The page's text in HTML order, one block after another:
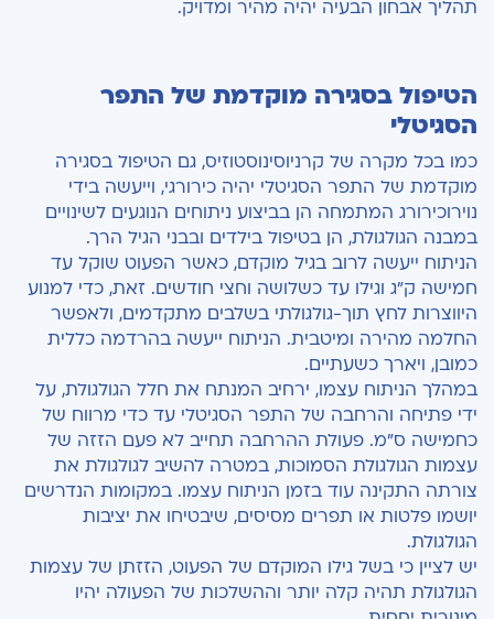
תהליך אבחון הבעיה יהיה מהיר ומדויק.
הטיפול בסגירה מוקדמת של התפר
הסגיטלי
כמו בכל מקרה של קרניוסינוסטוזיס, גם הטיפול בסגירה
מוקדמת של התפר הסגיטלי יהיה כירורגי, וייעשה בידי
נוירוכירורג המתמחה הן בביצוע ניתוחים הנוגעים לשינויים
במבנה הגולגולת, הן בטיפול בילדים ובבני הגיל הרך.
הניתוח ייעשה לרוב בגיל מוקדם, כאשר הפעוט שוקל עד
חמישה ק"ג וגילו עד כשלושה וחצי חודשים. זאת, כדי למנוע
היווצרות לחץ תוך-גולגולתי בשלבים מתקדמים, ולאפשר
החלמה מהירה ומיטבית. הניתוח ייעשה בהרדמה כללית
כמובן, ויארך כשעתיים.
במהלך הניתוח עצמו, ירחיב המנתח את חלל הגולגולת, על
ידי פתיחה והרחבה של התפר הסגיטלי עד כדי מרווח של
כחמישה ס"מ. פעולת ההרחבה תחייב לא פעם הזזה של
עצמות הגולגולת הסמוכות, במטרה להשיב לגולגולת את
צורתה התקינה עוד בזמן הניתוח עצמו. במקומות הנדרשים
יושמו פלטות או תפרים מסיסים, שיבטיחו את יציבות
הגולגולת.
יש לציין כי בשל גילו המוקדם של הפעוט, הזזתן של עצמות
הגולגולת תהיה קלה יותר וההשלכות של הפעולה יהיו